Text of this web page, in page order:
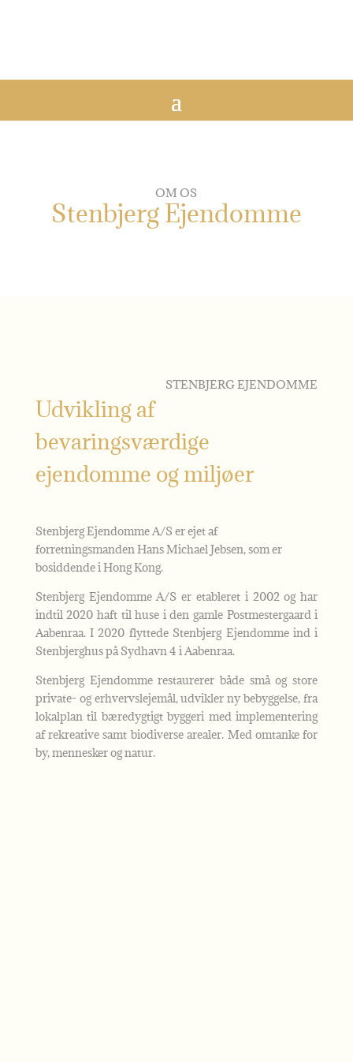
OM OS
Stenbjerg Ejendomme
STENBJERG EJENDOMME
Udvikling af
bevaringsværdige
ejendomme og miljøer
Stenbjerg Ejendomme A/S er ejet af
forretningsmanden Hans Michael Jebsen, som er
bosiddende i Hong Kong.
Stenbjerg Ejendomme A/S er etableret i 2002 og har
indtil 2020 haft til huse i den gamle Postmestergaard i
Aabenraa. I 2020 flyttede Stenbjerg Ejendomme ind i
Stenbjerghus på Sydhavn 4 i Aabenraa.
Stenbjerg Ejendomme restaurerer både små og store
private- og erhvervslejemål, udvikler ny bebyggelse, fra
lokalplan til bæredygtigt byggeri med implementering
af rekreative samt biodiverse arealer. Med omtanke for
by, mennesker og natur.